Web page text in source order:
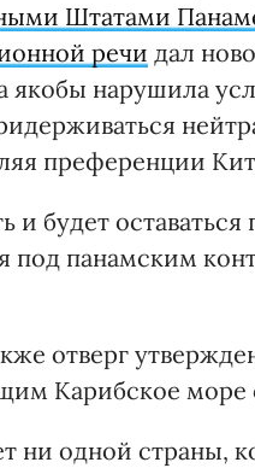
Штатами
речи дал
якобы нарушила
преференции
и будет
под панамским
отверг
Карибское море
ни одной страны,